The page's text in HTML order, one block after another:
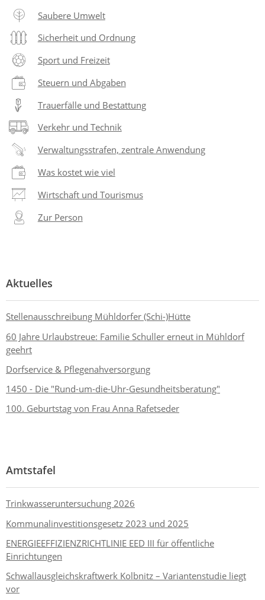
Saubere Umwelt
Sicherheit und Ordnung
Sport und Freizeit
Steuern und Abgaben
Trauerfälle und Bestattung
Verkehr und Technik
Verwaltungsstrafen, zentrale Anwendung
Was kostet wie viel
Wirtschaft und Tourismus
Zur Person
Aktuelles
Stellenausschreibung Mühldorfer (Schi-)Hütte
60 Jahre Urlaubstreue: Familie Schuller erneut in Mühldorf
geehrt
Dorfservice & Pflegenahversorgung
1450 - Die "Rund-um-die-Uhr-Gesundheitsberatung"
100. Geburtstag von Frau Anna Rafetseder
Amtstafel
Trinkwasseruntersuchung 2026
Kommunalinvestitionsgesetz 2023 und 2025
ENERGIEEFFIZIENZRICHTLINIE EED III für öffentliche
Einrichtungen
Schwallausgleichskraftwerk Kolbnitz – Variantenstudie liegt
vor